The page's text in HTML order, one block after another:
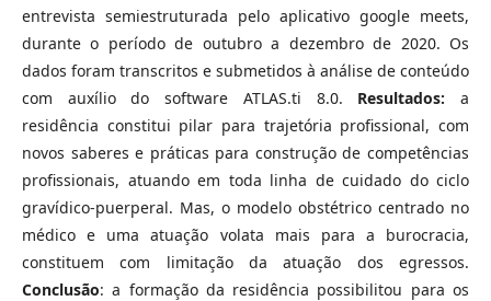
entrevista semiestruturada pelo aplicativo google meets,
durante o período de outubro a dezembro de 2020. Os
dados foram transcritos e submetidos à análise de conteúdo
com auxílio do software ATLAS.ti 8.0. Resultados: a
residência constitui pilar para trajetória profissional, com
novos saberes e práticas para construção de competências
profissionais, atuando em toda linha de cuidado do ciclo
gravídico-puerperal. Mas, o modelo obstétrico centrado no
médico e uma atuação volata mais para a burocracia,
constituem com limitação da atuação dos egressos.
Conclusão: a formação da residência possibilitou para os